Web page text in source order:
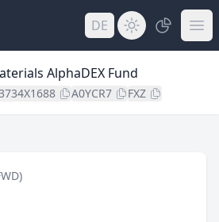
DE
AlphaDEX Fund
A0YCR7 FXZ